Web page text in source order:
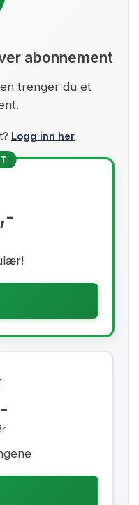
abonnement
trenger du et
Logg inn her